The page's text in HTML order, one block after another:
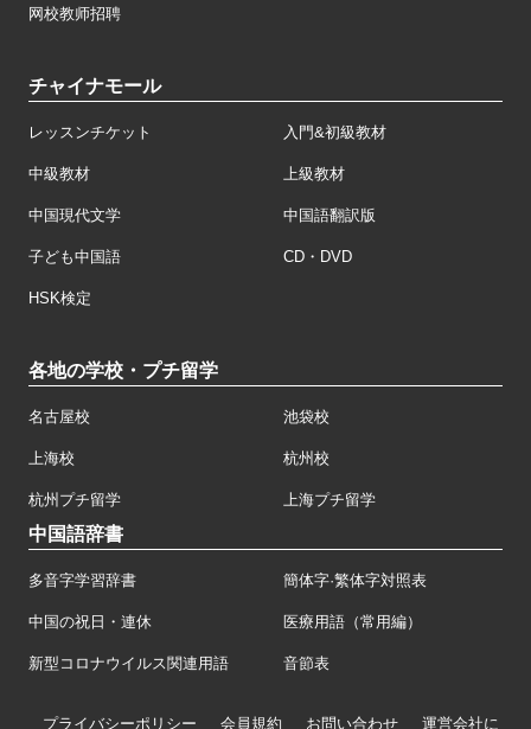
网校教师招聘
チャイナモール
レッスンチケット 入門&初級教材
中級教材 上級教材
中国現代文学 中国語翻訳版
子ども中国語 CD・DVD
HSK検定
各地の学校・プチ留学
名古屋校 池袋校
上海校 杭州校
杭州プチ留学 上海プチ留学
中国語辞書
多音字学習辞書 簡体字·繁体字対照表
中国の祝日・連休 医療用語（常用編）
新型コロナウイルス関連用語 音節表
プライバシーポリシー 会員規約 お問い合わせ 運営会社に